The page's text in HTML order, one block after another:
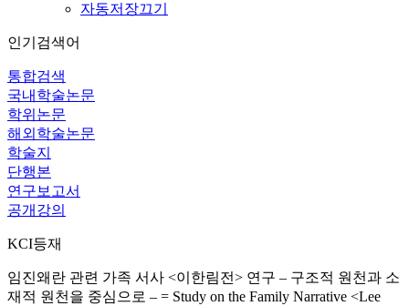
자동저장끄기
인기검색어
통합검색
국내학술논문
학위논문
해외학술논문
학술지
단행본
연구보고서
공개강의
KCI등재
임진왜란 관련 가족 서사 <이한림전> 연구 – 구조적 원천과 소
재적 원천을 중심으로 – = Study on the Family Narrative <Lee